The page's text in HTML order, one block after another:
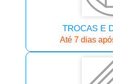
TROCAS E
Até 7 dias